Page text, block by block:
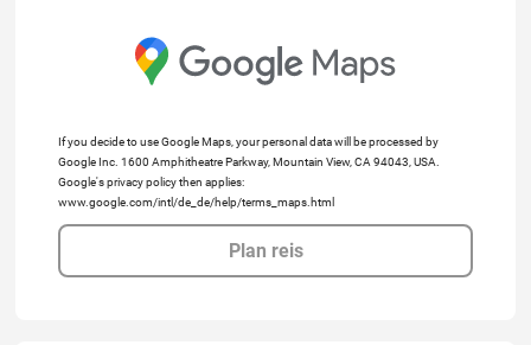
If you decide to use Google Maps, your personal data will be processed by
Google Inc. 1600 Amphitheatre Parkway, Mountain View, CA 94043, USA.
Google's privacy policy then applies:
www.google.com/intl/de_de/help/terms_maps.html
Plan reis